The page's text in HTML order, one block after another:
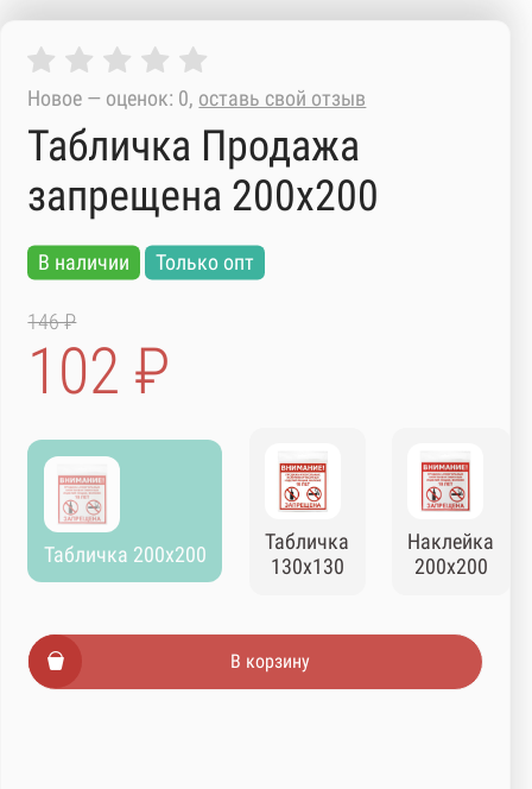
Новое — оценок: 0, оставь свой отзыв
Табличка Продажа
запрещена 200х200
В наличии Только опт
146 ₽
102 ₽
Табличка 200х200
Табличка
130х130
Наклейка
200х200
В корзину